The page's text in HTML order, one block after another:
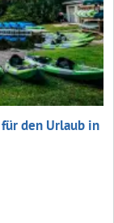
den Urlaub in